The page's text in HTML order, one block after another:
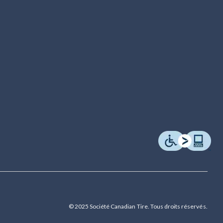
© 2025 Société Canadian Tire. Tous droits réservés.